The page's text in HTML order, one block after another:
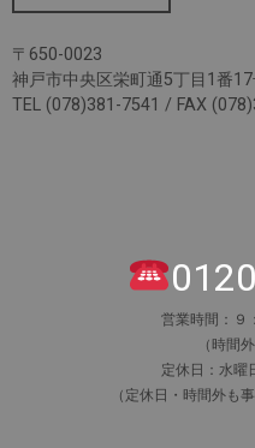
〒650-0023
神戸市中央区栄町通5丁目1番
TEL (078)381-7541 / FAX
営業時間：９
（時間
定休日：水曜
（定休日・時間外も